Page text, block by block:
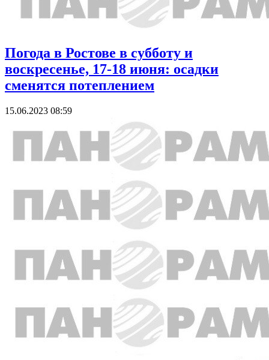
Погода в Ростове в субботу и
воскресенье, 17-18 июня: осадки
сменятся потеплением
15.06.2023 08:59